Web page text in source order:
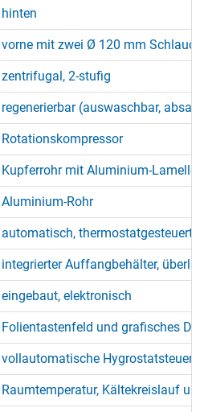
hinten
vorne mit zwei Ø 120 mm
zentrifugal, 2-stufig
regenerierbar (auswaschbar,
Rotationskompressor
Kupferrohr mit Aluminium-
Aluminium-Rohr
automatisch, thermostatgesteuert
integrierter Auffangbehälter,
eingebaut, elektronisch
Folientastenfeld und grafisches
vollautomatische
Raumtemperatur, Kältekreislauf